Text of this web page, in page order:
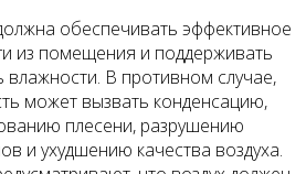
обеспечивать эффективное
из помещения и поддерживать
В противном случае,
может вызвать конденсацию,
плесени, разрушению
и ухудшению качества воздуха.